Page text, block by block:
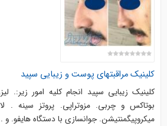
کلینیک مراقبتهای پوست و زیبایی سپید
کلینیک زیبایی سپید انجام کلیه امور زیر:.
بوتاکس و چربی. مزوتراپی. پروتز سینه .
میکروپیگمنتیشن. جوانسازی با دستگاه هایفو.